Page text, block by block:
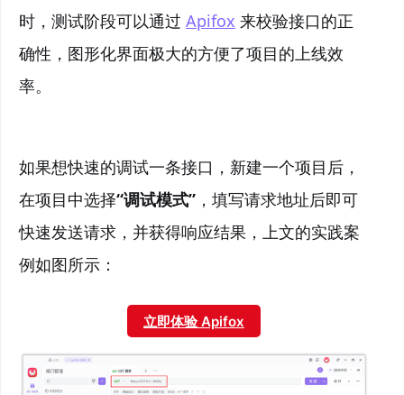
时，测试阶段可以通过 Apifox 来校验接口的正
确性，图形化界面极大的方便了项目的上线效
率。
如果想快速的调试一条接口，新建一个项目后，
在项目中选择“调试模式” ，填写请求地址后即可
快速发送请求，并获得响应结果，上文的实践案
例如图所示：
立即体验 Apifox